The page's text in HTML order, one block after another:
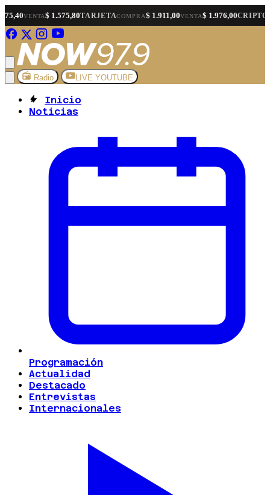
$ 1.575,80TARJETACOMPRA$ 1.911,00VENTA$ 1.976,00CRIPTOCOMPRA$
Radio LIVE YOUTUBE
Inicio
Noticias
Programación
Actualidad
Destacado
Entrevistas
Internacionales